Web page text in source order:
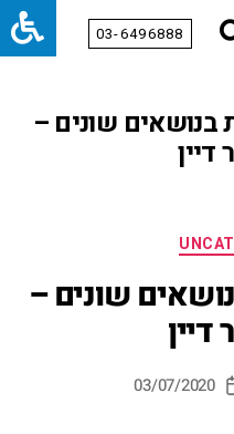
03-6496888
בנושאים שונים –
דיין
שונים –
דיין
03/07/2020